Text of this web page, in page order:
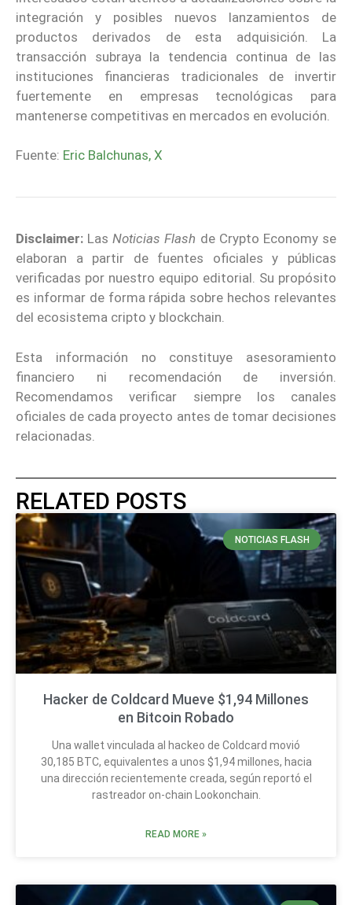
integración y posibles nuevos lanzamientos de
productos derivados de esta adquisición. La
transacción subraya la tendencia continua de las
instituciones financieras tradicionales de invertir
fuertemente en empresas tecnológicas para
mantenerse competitivas en mercados en evolución.
Fuente: Eric Balchunas, X
Disclaimer: LasNoticias Flash de Crypto Economy se
elaboran a partir de fuentes oficiales y públicas
verificadas por nuestro equipo editorial. Su propósito
es informar de forma rápida sobre hechos relevantes
del ecosistema cripto y blockchain.
Esta información no constituye asesoramiento
financiero ni recomendación de inversión.
Recomendamos verificar siempre los canales
oficiales de cada proyecto antes de tomar decisiones
relacionadas.
RELATED POSTS
NOTICIAS FLASH
Hacker de Coldcard Mueve $1,94 Millones
en Bitcoin Robado
Una wallet vinculada al hackeo de Coldcard movió
30,185 BTC, equivalentes a unos $1,94 millones, hacia
una dirección recientemente creada, según reportó el
rastreador on-chain Lookonchain.
READ MORE »